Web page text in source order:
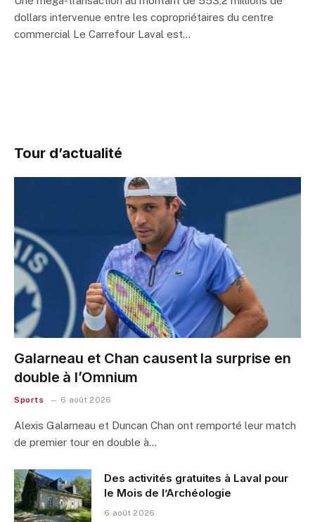
dollars intervenue entre les copropriétaires du centre
commercial Le Carrefour Laval est…
Tour d’actualité
Galarneau et Chan causent la surprise en
double à l’Omnium
Sports 6 août 2026
Alexis Galarneau et Duncan Chan ont remporté leur match
de premier tour en double à…
Des activités gratuites à Laval pour
le Mois de l’Archéologie
6 août 2026